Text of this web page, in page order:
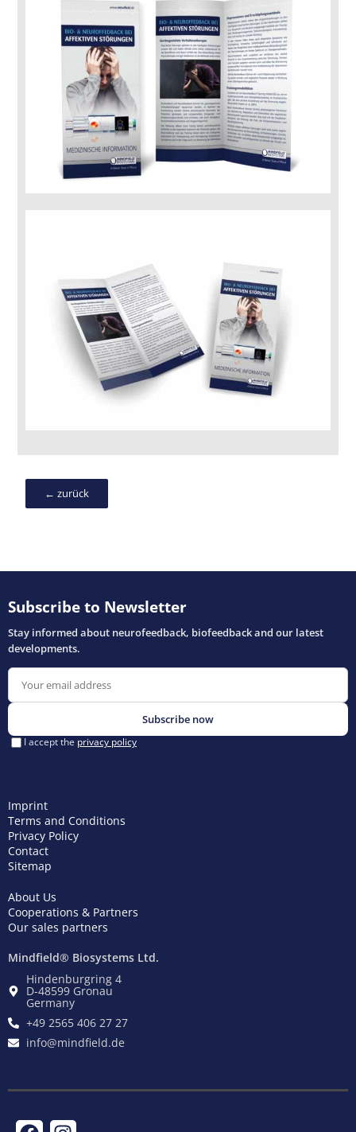
← zurück
Imprint
Terms and Conditions
Privacy Policy
Contact
Sitemap
About Us
Cooperations & Partners
Our sales partners
Mindfield® Biosystems Ltd.
Hindenburgring 4
D-48599 Gronau
Germany
+49 2565 406 27 27
info@mindfield.de